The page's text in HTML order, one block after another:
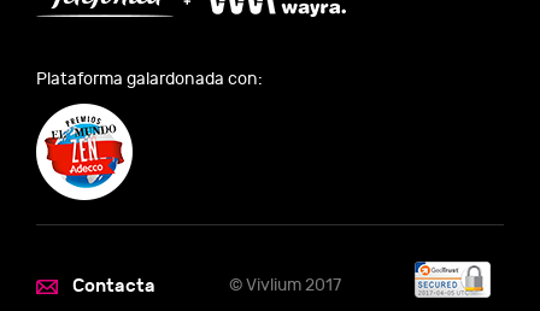
Plataforma galardonada con:
Contacta © Vivlium 2017